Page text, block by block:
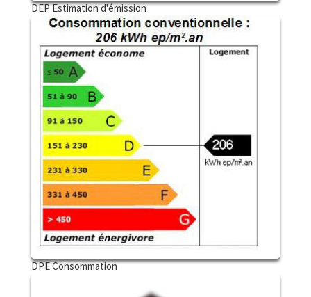
DEP Estimation d'émission
DPE Consommation